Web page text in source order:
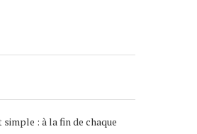
: à la fin de chaque